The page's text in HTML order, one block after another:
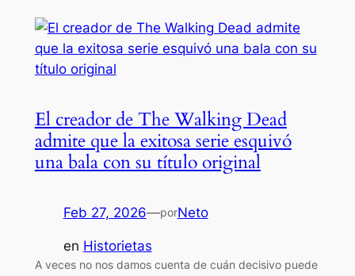
El creador de The Walking Dead
admite que la exitosa serie esquivó
una bala con su título original
Feb 27, 2026—porNeto
en Historietas
A veces no nos damos cuenta de cuán decisivo puede